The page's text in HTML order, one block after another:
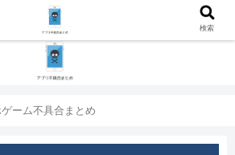
ゲーム不具合まとめ
検索